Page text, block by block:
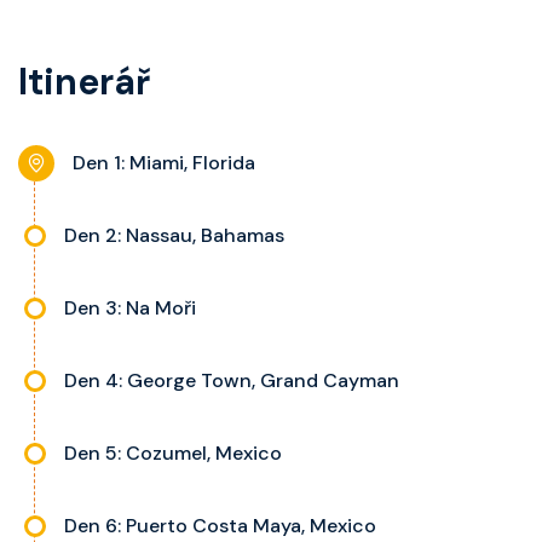
přístup ke všem zážitkům na
Itinerář
Den 1: Miami, Florida
Den 2: Nassau, Bahamas
Den 3: Na Moři
Den 4: George Town, Grand Cayman
Den 5: Cozumel, Mexico
Den 6: Puerto Costa Maya, Mexico